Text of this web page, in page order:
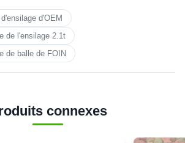
d'OEM
de l'ensilage 2.1t
de balle de FOIN
connexes